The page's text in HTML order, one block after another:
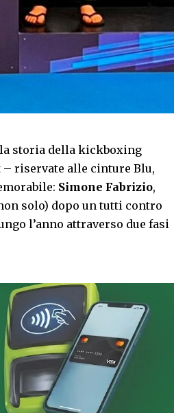
storia della kickboxing
riservate alle cinture Blu,
Simone Fabrizio,
solo) dopo un tutti contro
l’anno attraverso due fasi